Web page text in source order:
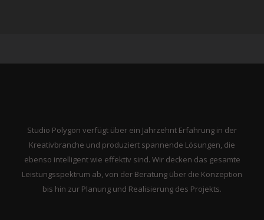
Studio Polygon verfügt über ein Jahrzehnt Erfahrung in der
Kreativbranche und produziert spannende Lösungen, die
ebenso intelligent wie effektiv sind. Wir decken das gesamte
Leistungsspektrum ab, von der Beratung über die Konzeption
bis hin zur Planung und Realisierung des Projekts.